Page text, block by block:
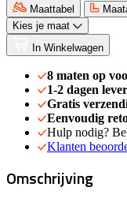
Maattabel
Kies je maat
In Winkelwagen
8 maten op
1-2 dagen
Gratis
Eenvoudig
Hulp nodig?
Klanten
Omschrijving